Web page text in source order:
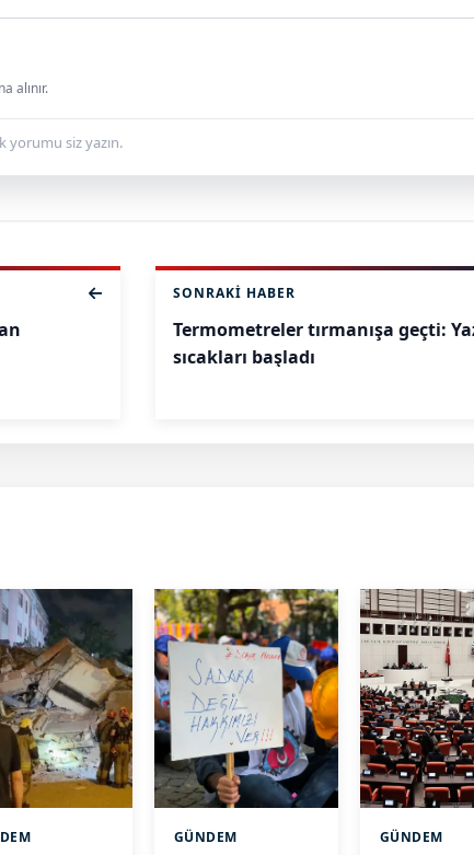
alınır.
yorumu siz yazın.
SONRAKI HABER
Termometreler tırmanışa geçti:
sıcakları başladı
GÜNDEM GÜNDEM